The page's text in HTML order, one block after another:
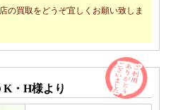
の買取をどうぞ宜しくお願い致しま
K・H様より